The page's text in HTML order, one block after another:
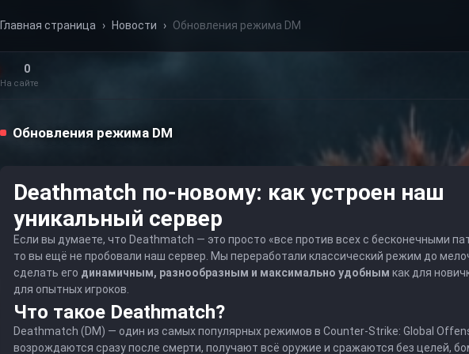
Главная страница › Новости › Обновления режима DM
0
На сайте
Обновления режима DM
Deathmatch по-новому: как устроен наш
уникальный сервер
Если вы думаете, что Deathmatch — это просто «все против всех с бесконечными
то вы ещё не пробовали наш сервер. Мы переработали классический режим до
сделать его динамичным, разнообразным и максимально удобным как для
для опытных игроков.
Что такое Deathmatch?
Deathmatch (DM) — один из самых популярных режимов в Counter-Strike: Global
возрождаются сразу после смерти, получают всё оружие и сражаются без целей,